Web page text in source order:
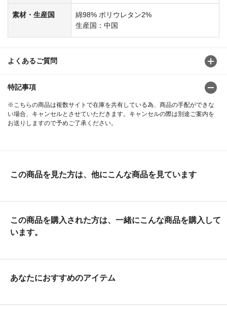
素材・生産国
綿98% ポリウレタン2%
生産国：中国
よくあるご質問
特記事項
※こちらの商品は複数サイトで在庫を共有している為、商品の手配ができな
い場合、キャンセルとさせていただきます。キャンセルの際は別途ご案内を
お送りしますので予めご了承ください。
この商品を見た方は、他にこんな商品を見ています
この商品を購入された方は、一緒にこんな商品を購入して
います。
あなたにおすすめのアイテム